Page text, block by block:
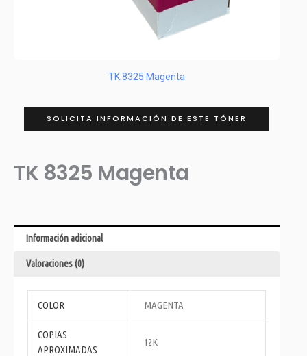
TK 8325 Magenta
SOLICITA INFORMACIÓN DE ESTE TÓNER
TK 8325 Magenta
Información adicional
Valoraciones (0)
COLOR MAGENTA
COPIAS
APROXIMADAS
12K